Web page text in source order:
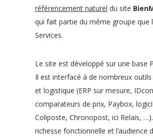
référencement naturel du site
qui fait partie du même groupe que
Services.
Le site est développé sur une base
Il est interfacé à de nombreux
et logistique (ERP sur mesure,
comparateurs de prix, Paybox,
Coliposte, Chronopost, ici Relais,
richesse fonctionnelle et l’audience